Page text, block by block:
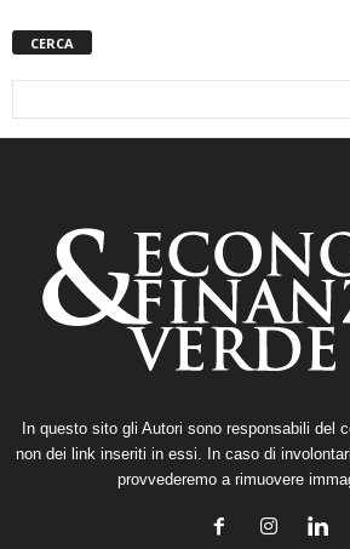
CERCA
In questo sito gli Autori sono responsabili del
non dei link inseriti in essi. In caso di
provvederemo a rimuovere